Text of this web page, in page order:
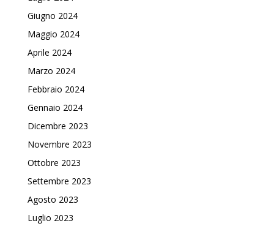
Giugno 2024
Maggio 2024
Aprile 2024
Marzo 2024
Febbraio 2024
Gennaio 2024
Dicembre 2023
Novembre 2023
Ottobre 2023
Settembre 2023
Agosto 2023
Luglio 2023